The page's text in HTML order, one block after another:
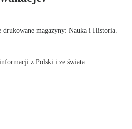
magazyny: Nauka i Historia.
z Polski i ze świata.